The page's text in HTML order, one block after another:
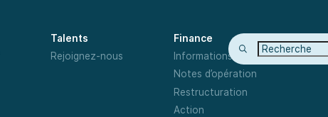
Talents
Rejoignez-nous
Finance
Informations Financières
Notes d’opération
Restructuration
Action